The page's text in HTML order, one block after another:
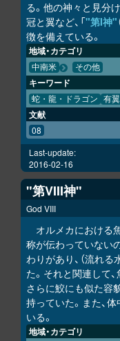
る。他の神々と見分
冠と翼など、「"第I神"
徴を備えている。
地域・カテゴリ
中南米 その他
キーワード
蛇・龍・ドラゴン 有翼
文献
08
Last-update:
2016-02-16
"第VIII神"
God VIII
オルメカにおける
称が伝わっていない
わりがあり、（流れ
た。それと関連して
さらに鮫にも似た容
持っていた。また、
いる。
地域・カテゴリ